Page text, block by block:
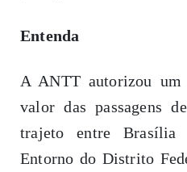
Entenda
A ANTT autorizou
valor das passagens
trajeto entre
Entorno do Distrito